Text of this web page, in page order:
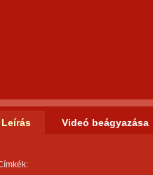
Leírás Videó beágyazása